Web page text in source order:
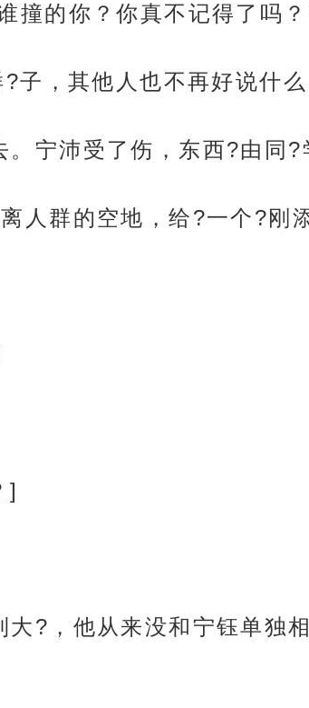
撞的你？你真不记得了吗？
子，其他人也不再好说什么
宁沛受了伤，东西?由同?
人群的空地，给?一个?刚
]
?，他从来没和宁钰单独